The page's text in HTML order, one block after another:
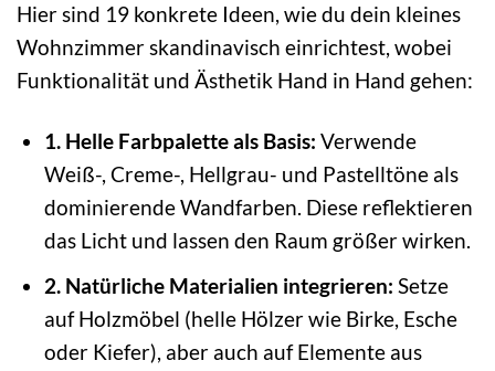
Hier sind 19 konkrete Ideen, wie du dein kleines
Wohnzimmer skandinavisch einrichtest, wobei
Funktionalität und Ästhetik Hand in Hand gehen:
1. Helle Farbpalette als Basis: Verwende
Weiß-, Creme-, Hellgrau- und Pastelltöne als
dominierende Wandfarben. Diese reflektieren
das Licht und lassen den Raum größer wirken.
2. Natürliche Materialien integrieren: Setze
auf Holzmöbel (helle Hölzer wie Birke, Esche
oder Kiefer), aber auch auf Elemente aus